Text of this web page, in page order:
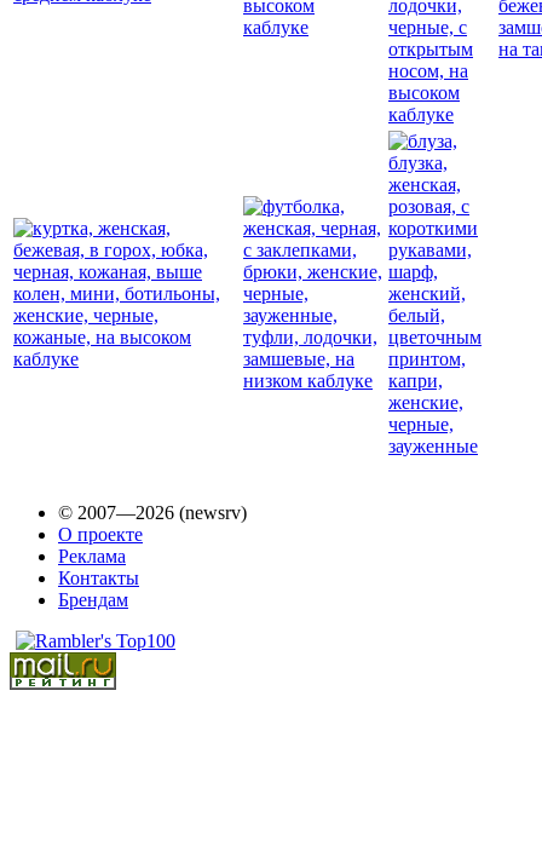
© 2007—2026 (newsrv)
О проекте
Реклама
Контакты
Брендам